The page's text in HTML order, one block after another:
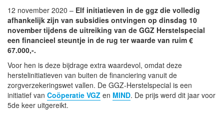
12 november 2020 – Elf initiatieven in de ggz die volledig
afhankelijk zijn van subsidies ontvingen op dinsdag 10
november tijdens de uitreiking van de GGZ Herstelspecial
een financieel steuntje in de rug ter waarde van ruim €
67.000,-.
Voor hen is deze bijdrage extra waardevol, omdat deze
herstelinitiatieven van buiten de financiering vanuit de
zorgverzekeringswet vallen. De GGZ-Herstelspecial is een
initiatief van Coöperatie VGZ en MIND. De prijs werd dit jaar voor
5de keer uitgereikt.